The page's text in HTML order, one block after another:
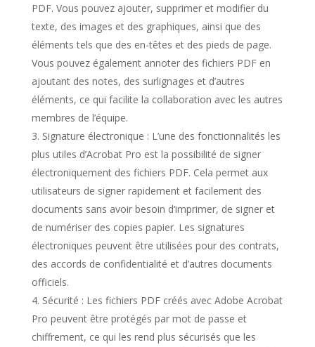
PDF. Vous pouvez ajouter, supprimer et modifier du
texte, des images et des graphiques, ainsi que des
éléments tels que des en-têtes et des pieds de page.
Vous pouvez également annoter des fichiers PDF en
ajoutant des notes, des surlignages et d’autres
éléments, ce qui facilite la collaboration avec les autres
membres de l’équipe.
Signature électronique : L’une des fonctionnalités les
plus utiles d’Acrobat Pro est la possibilité de signer
électroniquement des fichiers PDF. Cela permet aux
utilisateurs de signer rapidement et facilement des
documents sans avoir besoin d’imprimer, de signer et
de numériser des copies papier. Les signatures
électroniques peuvent être utilisées pour des contrats,
des accords de confidentialité et d’autres documents
officiels.
Sécurité : Les fichiers PDF créés avec Adobe Acrobat
Pro peuvent être protégés par mot de passe et
chiffrement, ce qui les rend plus sécurisés que les